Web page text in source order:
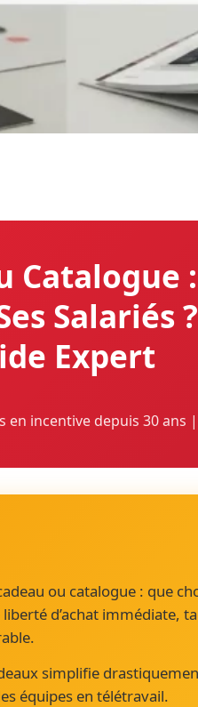
Catalogue
Salariés ?
Expert
en incentive depuis 30 ans
ou catalogue : que
d’achat immédiate,
simplifie
équipes en télétravail.